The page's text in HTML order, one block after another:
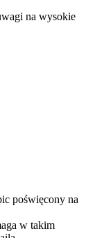
na wysokie
poświęcony na
w takim